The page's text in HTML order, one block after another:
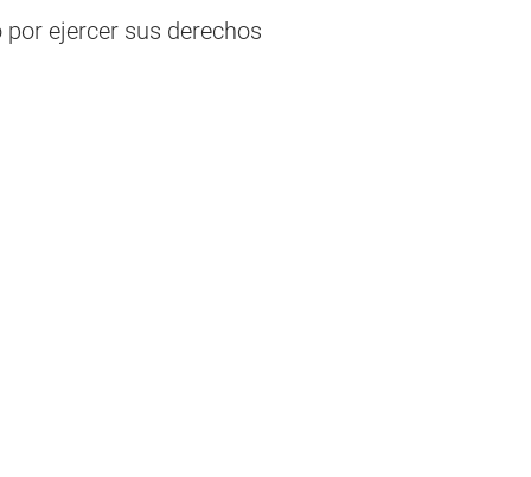
ejercer sus derechos